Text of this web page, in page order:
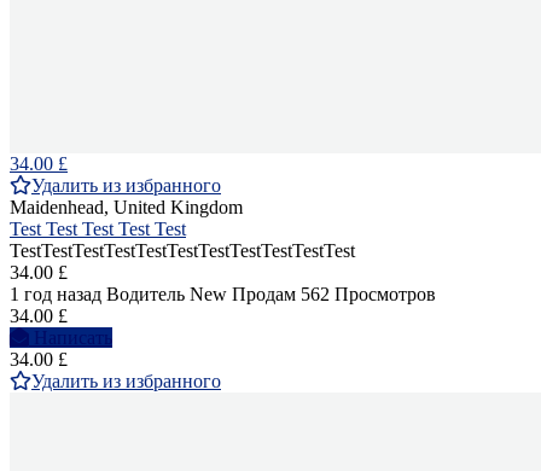
34.00 £
Удалить из избранного
Maidenhead, United Kingdom
Test Test Test Test Test
TestTestTestTestTestTestTestTestTestTestTest
34.00 £
1 год назад Водитель New Продам 562 Просмотров
34.00 £
Написать
34.00 £
Удалить из избранного